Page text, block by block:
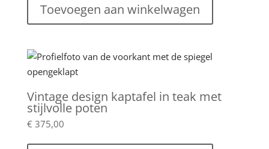
Toevoegen aan winkelwagen
Vintage design kaptafel in teak met
stijlvolle poten
€ 375,00